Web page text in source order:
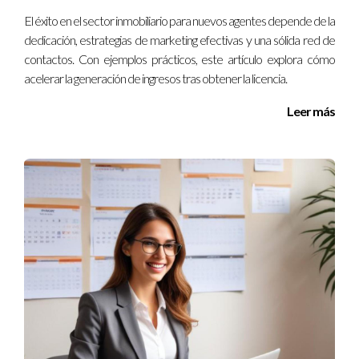
en múltiples visitas programadas.
Sitios Web Propios
poderosa si se utiliza correctamente. No solo puedes
adicional que establezca tu autoridad en el sector.
Control total: Tienes la libertad de diseñar tu sitio como
desees.
SEO optimizado: Puedes trabajar en el posicionamiento
en buscadores para atraer tráfico orgánico.
Construcción de marca: Un sitio bien diseñado refuerza
tu imagen profesional.
Imagina a Sofía, quien decidió crear su propio sitio web para
listar sus propiedades. Al invertir tiempo en SEO y marketing
El éxito en el sector inmobiliario para nuevos agentes depende de la
dedicación, estrategias de marketing efectivas y una sólida red de
contactos. Con ejemplos prácticos, este artículo explora cómo
acelerar la generación de ingresos tras obtener la licencia.
Leer más